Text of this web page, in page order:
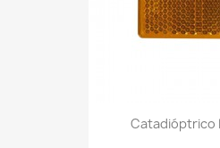
Catadióptrico